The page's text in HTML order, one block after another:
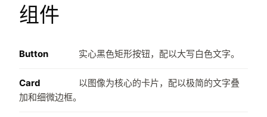
组件
Button 实心黑色矩形按钮，配以大写白色文字。
Card
以图像为核心的卡片，配以极简的文字叠
加和细微边框。